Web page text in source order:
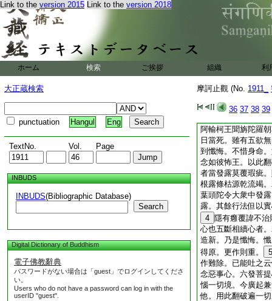
Link to the version 2015 Link to the version 2018
ホーム 検索 ご挨拶 組織 利
大正蔵検索
punctuation Hangul Eng
TextNo. Vol. Page
INBUDS
INBUDS(Bibliographic Database)
Search
Digital Dictionary of Buddhism
電子佛教辭典
パスワードがない場合は「guest」でログインしてくださ
い。
Users who do not have a password can log in with the
userID "guest".
摩訶止觀 (No. 1911_
36 37 38 39
翻破一闡提心。二
羞無恥。習畜生法
哉。無鉤造斯重罪
人知我顯罪是故愧
千載長往。幽途綿
3 筏安寄。賢聖
刀不奢。豈可晏然
生老病尚不爲急。
阿輸柯王聞旃陀羅
日當死。雖有五欲
到懺悔。不惜身命
念如彼怖王。以此
者當發露莫覆瑕疵
根露條枯源乾流竭
葉頭陀令大衆中發
露。其餘行法但以
4 隱有癰覆諱不
心也五斷相續心者
造新。乃是懺悔。
得原。更作則重。
5
作難除。已能吐之
念惡事心。六發菩
惱一切境。今廣起
他。用此翻破遍一